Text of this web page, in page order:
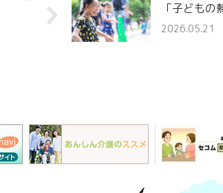
「子どもの
2026.05.21